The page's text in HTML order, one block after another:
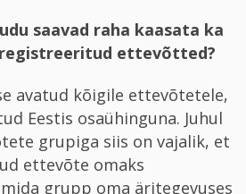
saavad raha kaasata ka
ettevõtted?
avatud kõigile ettevõtetele,
Eestis osaühinguna. Juhul
grupiga siis on vajalik, et
ettevõte omaks
grupp oma äritegevuses